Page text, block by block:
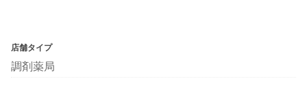
店舗タイプ
調剤薬局